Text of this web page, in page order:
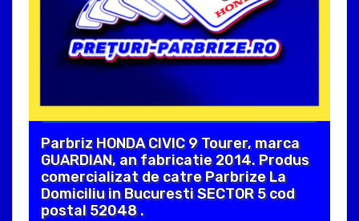
Parbriz HONDA CIVIC 9 Tourer, marca
GUARDIAN, an fabricatie 2014. Produs
comercializat de catre Parbrize La
Domiciliu in Bucuresti SECTOR 5 cod
postal 52048 .